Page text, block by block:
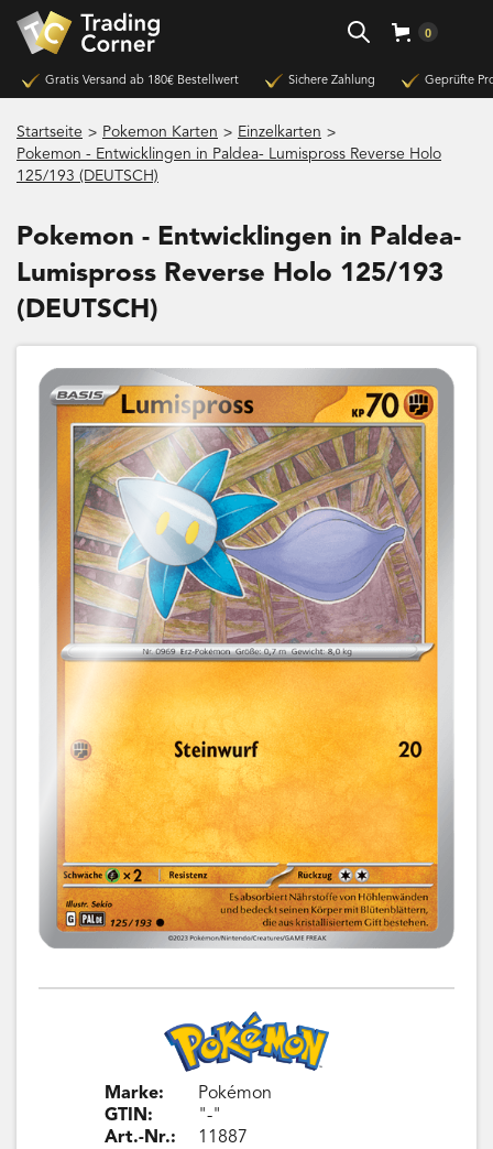
0
Gratis Versand ab 180€ Bestellwert Sichere Zahlung Geprüfte
Startseite > Pokemon Karten > Einzelkarten >
Pokemon - Entwicklingen in Paldea- Lumispross Reverse Holo
125/193 (DEUTSCH)
Pokemon - Entwicklingen in Paldea-
Lumispross Reverse Holo 125/193
(DEUTSCH)
Marke:
GTIN:
Art.-Nr.:
Pokémon
"-"
11887